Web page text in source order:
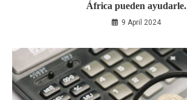
África pueden ayudarle.
9 April 2024